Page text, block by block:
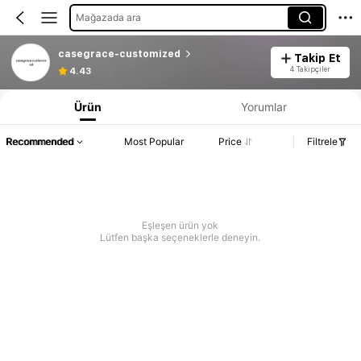
Mağazada ara
casegrace-customized
4.43
Takip Et
4 Takipçiler
Ürün Yorumlar
Recommended Most Popular Price Filtrele
Eşleşen ürün yok
Lütfen başka seçeneklerle deneyin.